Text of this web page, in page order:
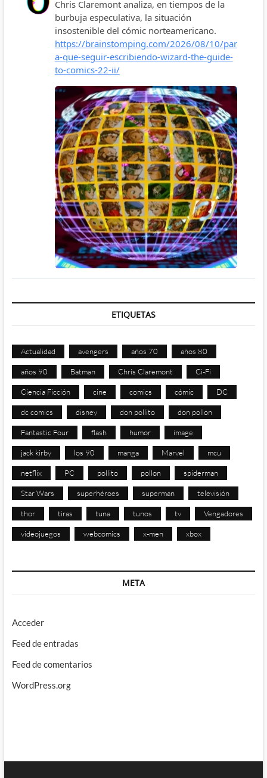
ETIQUETAS
Actualidad avengers años 70 años 80
años 90 Batman Chris Claremont Ci-Fi
Ciencia Ficción cine comics cómic DC
dc comics disney don pollito don pollon
Fantastic Four flash humor image
jack kirby los 90 manga Marvel mcu
netflix PC pollito pollon spiderman
Star Wars superhéroes superman televisión
thor tiras tuna tunos tv Vengadores
videojuegos webcomics x-men xbox
META
Acceder
Feed de entradas
Feed de comentarios
WordPress.org